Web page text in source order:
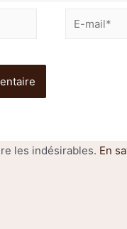
les indésirables. En